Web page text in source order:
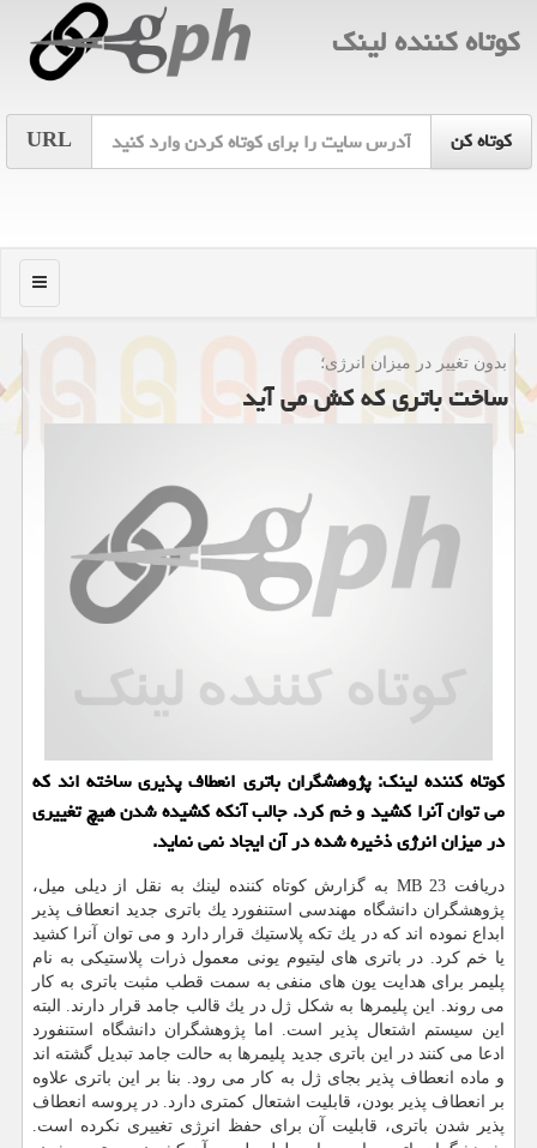
كوتاه كننده لینك
URL
منو
بدون تغییر در میزان انرژی؛
ساخت باتری كه كش می آید
كوتاه كننده لینك: پژوهشگران باتری انعطاف پذیری ساخته اند كه
می توان آنرا كشید و خم كرد. جالب آنكه كشیده شدن هیچ تغییری
در میزان انرژی ذخیره شده در آن ایجاد نمی نماید.
دریافت 23 MB به گزارش كوتاه كننده لینك به نقل از دیلی میل،
پژوهشگران دانشگاه مهندسی استنفورد یك باتری جدید انعطاف پذیر
ابداع نموده اند كه در یك تكه پلاستیك قرار دارد و می توان آنرا كشید
یا خم كرد. در باتری های لیتیوم یونی معمول ذرات پلاستیكی به نام
پلیمر برای هدایت یون های منفی به سمت قطب مثبت باتری به كار
می روند. این پلیمرها به شكل ژل در یك قالب جامد قرار دارند. البته
این سیستم اشتعال پذیر است. اما پژوهشگران دانشگاه استنفورد
ادعا می كنند در این باتری جدید پلیمرها به حالت جامد تبدیل گشته اند
و ماده انعطاف پذیر بجای ژل به كار می رود. بنا بر این باتری علاوه
بر انعطاف پذیر بودن، قابلیت اشتعال كمتری دارد. در پروسه انعطاف
پذیر شدن باتری، قابلیت آن برای حفظ انرژی تغییری نكرده است.